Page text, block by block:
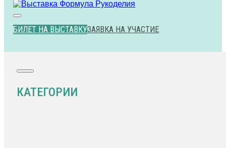
БИЛЕТ НА ВЫСТАВКУЗАЯВКА НА УЧАСТИЕ
КАТЕГОРИИ